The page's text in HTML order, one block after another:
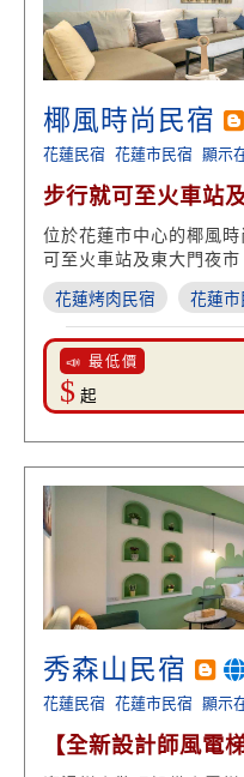
椰風時尚民宿
花蓮民宿 花蓮市民宿 顯示
步行就可至火車站
位於花蓮市中心的椰風
可至火車站及東大門夜市
環境，一樓寬敞客廳與
空間，椰風時尚民宿適
公住宿，椰風時尚民宿
選！
花蓮烤肉民宿 花蓮市
📣 最低價
$ 起
秀森山民宿
花蓮民宿 花蓮市民宿 顯示
【全新設計師風電